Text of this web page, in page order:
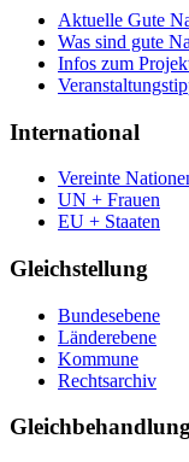
Aktuelle Gute
Was sind gute
Infos zum
International
Vereinte
UN + Frauen
EU + Staaten
Gleichstellung
Bundesebene
Länderebene
Kommune
Rechtsarchiv